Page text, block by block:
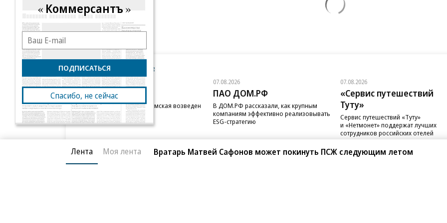
Новости компаний Все
07.08.2026
STONE
Бизнес-центр STONE Римская возведен
в полную высоту
07.08.2026
ПАО ДОМ.РФ
В ДОМ.РФ рассказали, как крупным
компаниям эффективно реализовывать
ESG-стратегию
07.08.2026
«Сервис путешествий
Туту»
Сервис путешествий «Туту»
и «Нетмонет» поддержат лучших
сотрудников российских отелей
Лента Моя лента Вратарь Матвей Сафонов может покинуть ПСЖ следующим летом
Коммерсантъ
ПОДПИСАТЬСЯ
Спасибо, не сейчас